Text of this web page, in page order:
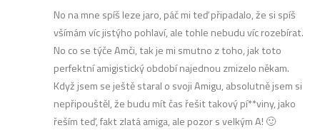
No na mne spíš leze jaro, páč mi teď připadalo, že si spíš
všímám víc jistýho pohlaví, ale tohle nebudu víc rozebírat.
No co se týče Amči, tak je mi smutno z toho, jak toto
perfektní amigistický období najednou zmizelo někam.
Když jsem se ještě staral o svoji Amigu, absolutně jsem si
nepřipouštěl, že budu mít čas řešit takový pí**viny, jako
řeším teď, fakt zlatá amiga, ale pozor s velkým A! 🙂